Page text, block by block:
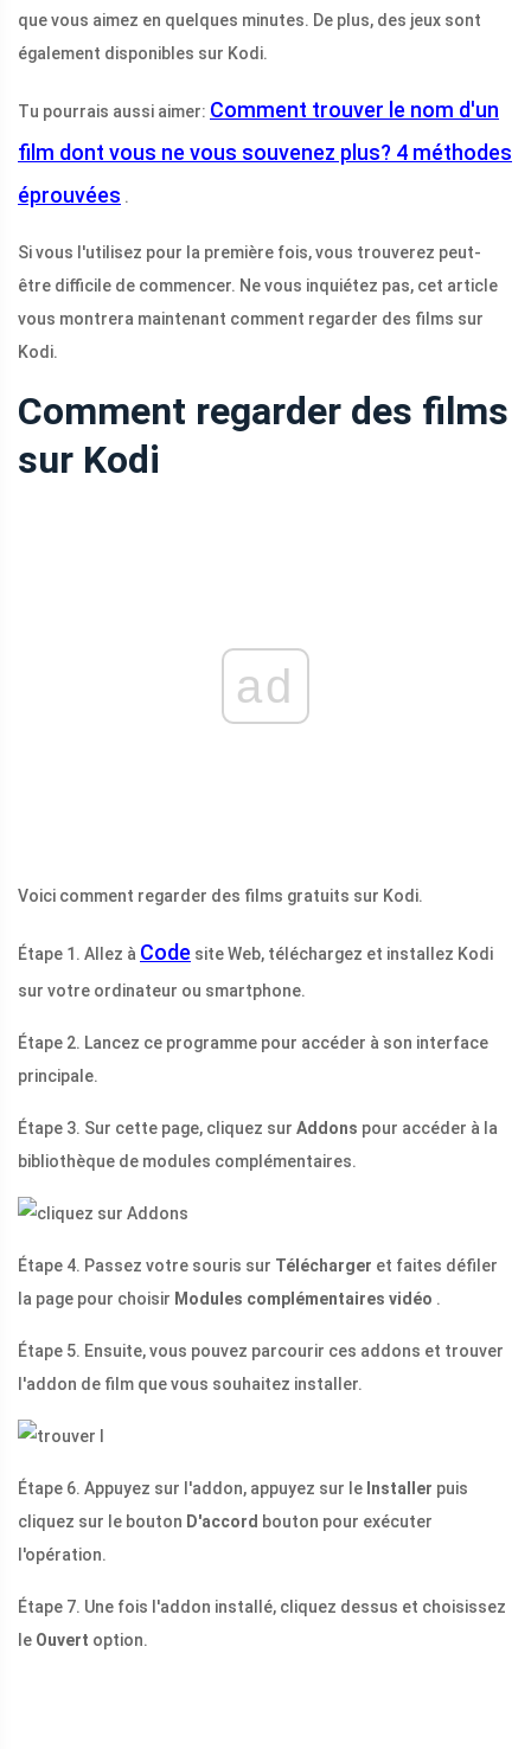
que vous aimez en quelques minutes. De plus, des jeux sont
également disponibles sur Kodi.
Tu pourrais aussi aimer: Comment trouver le nom d'un
film dont vous ne vous souvenez plus? 4 méthodes
éprouvées .
Si vous l'utilisez pour la première fois, vous trouverez peut-
être difficile de commencer. Ne vous inquiétez pas, cet article
vous montrera maintenant comment regarder des films sur
Kodi.
Comment regarder des films
sur Kodi
ad
Voici comment regarder des films gratuits sur Kodi.
Étape 1. Allez à Code site Web, téléchargez et installez Kodi
sur votre ordinateur ou smartphone.
Étape 2. Lancez ce programme pour accéder à son interface
principale.
Étape 3. Sur cette page, cliquez sur Addons pour accéder à la
bibliothèque de modules complémentaires.
Étape 4. Passez votre souris sur Télécharger et faites défiler
la page pour choisir Modules complémentaires vidéo .
Étape 5. Ensuite, vous pouvez parcourir ces addons et trouver
l'addon de film que vous souhaitez installer.
Étape 6. Appuyez sur l'addon, appuyez sur le Installer puis
cliquez sur le bouton D'accord bouton pour exécuter
l'opération.
Étape 7. Une fois l'addon installé, cliquez dessus et choisissez
le Ouvert option.